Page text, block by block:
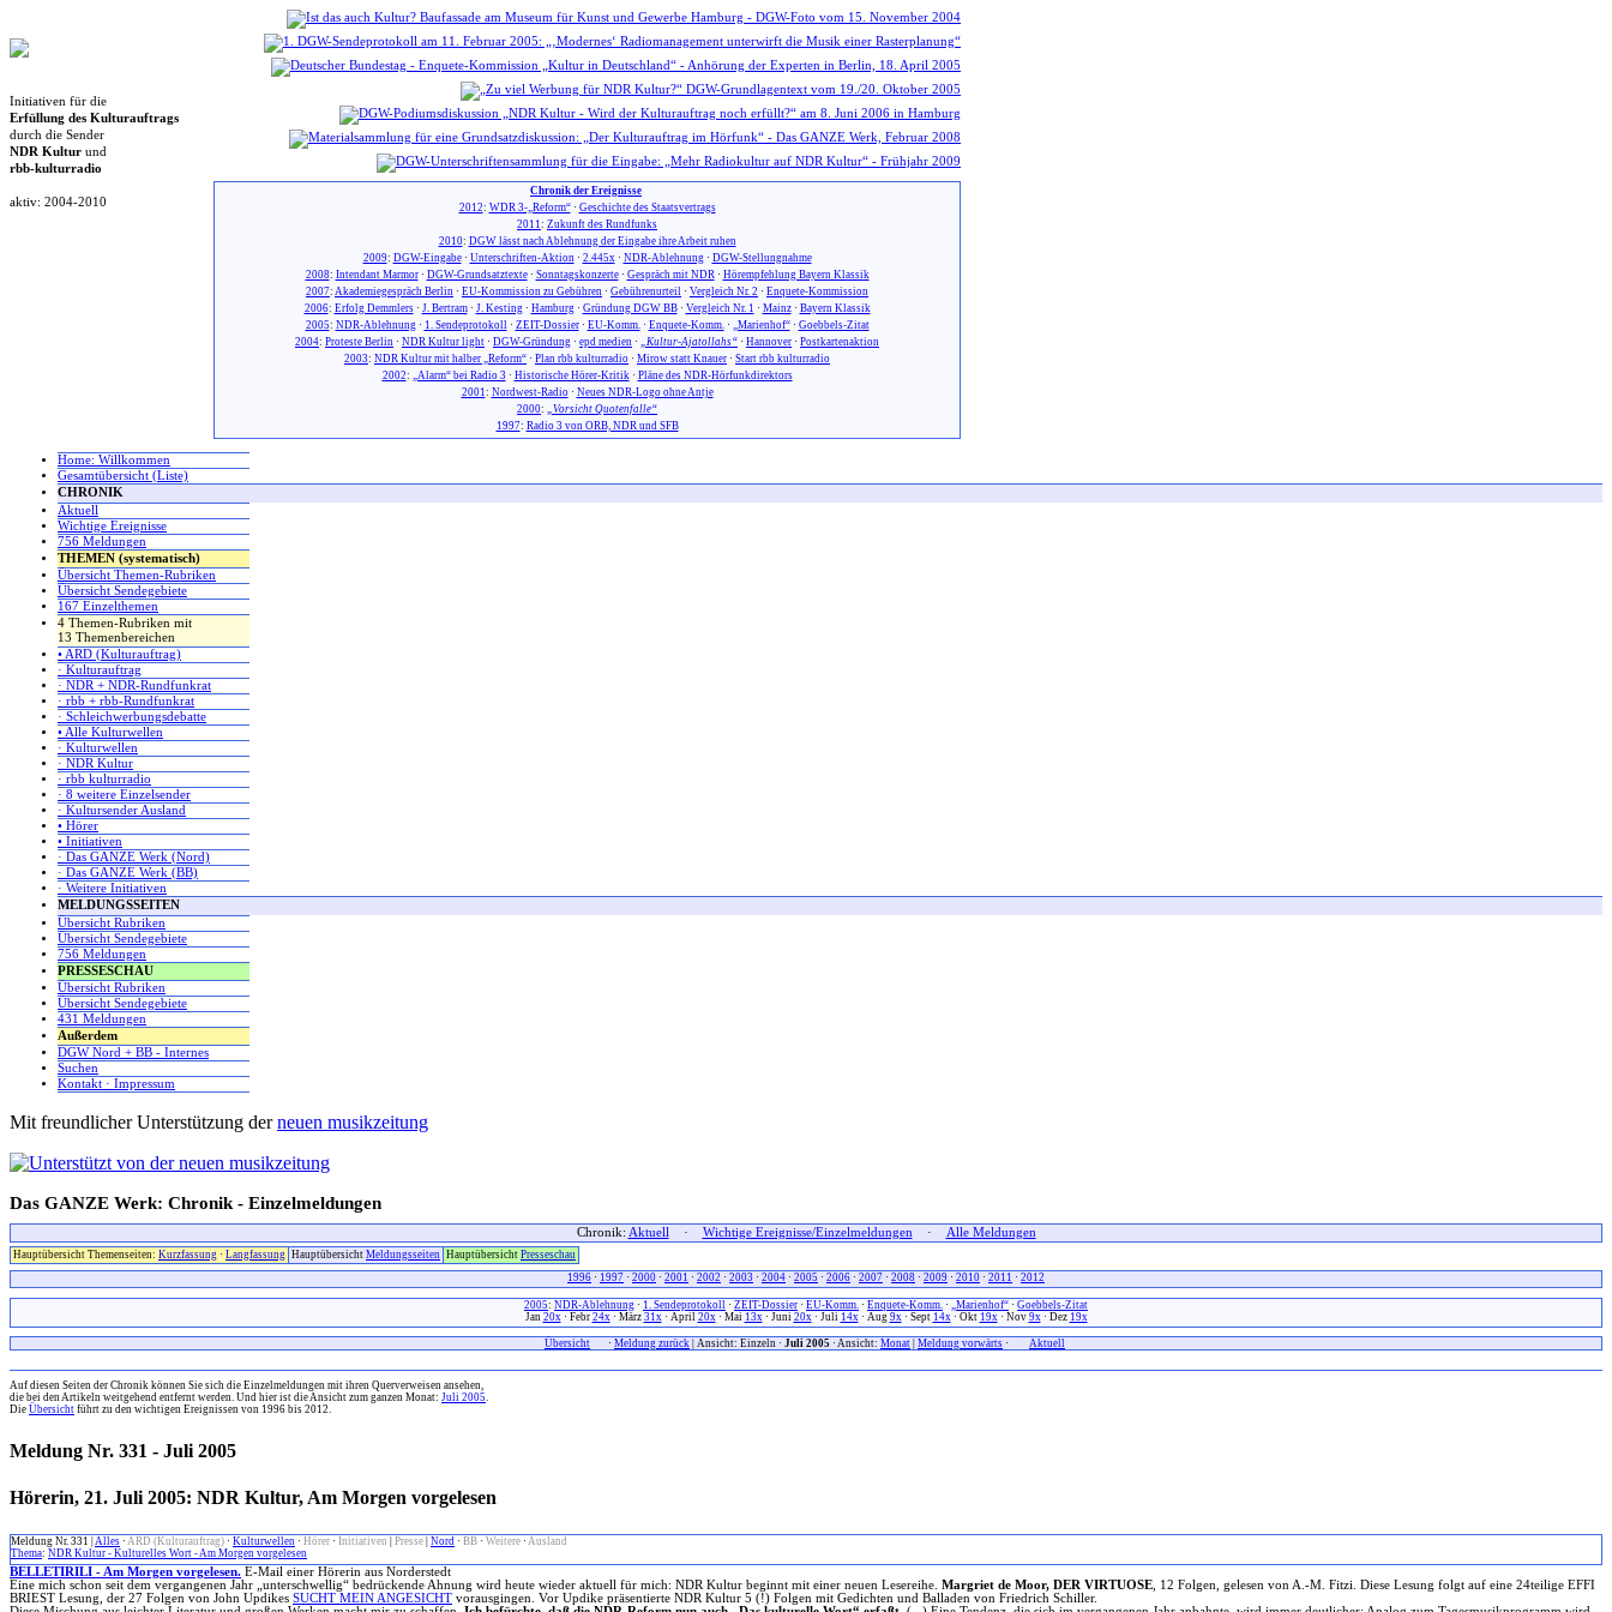
Initiativen für die
Erfüllung des Kulturauftrags
durch die Sender
NDR Kultur und
rbb-kulturradio
aktiv: 2004-2010
Chronik der Ereignisse
2012: WDR 3-„Reform“· Geschichte des Staatsvertrags
2011: Zukunft des Rundfunks
2010: DGW lässt nach Ablehnung der Eingabe ihre Arbeit ruhen
2009: DGW-Eingabe· Unterschriften-Aktion· 2.445x· NDR-Ablehnung· DGW-Stellungnahme
2008: Intendant Marmor· DGW-Grundsatztexte· Sonntagskonzerte· Gespräch mit NDR· Hörempfehlung Bayern Klassik
2007: Akademiegespräch Berlin · EU-Kommission zu Gebühren · Gebührenurteil · Vergleich Nr. 2 · Enquete-Kommission
2006: Erfolg Demmlers· J. Bertram· J. Kesting· Hamburg· Gründung DGW BB· Vergleich Nr. 1 · Mainz· Bayern Klassik
2005: NDR-Ablehnung· 1. Sendeprotokoll· ZEIT-Dossier· EU-Komm.· Enquete-Komm.· „Marienhof“· Goebbels-Zitat
2004: Proteste Berlin · NDR Kultur light · DGW-Gründung · epd medien · „Kultur-Ajatollahs“ · Hannover · Postkartenaktion
2003: NDR Kultur mit halber „Reform“ · Plan rbb kulturradio · Mirow statt Knauer · Start rbb kulturradio
2002: „Alarm“ bei Radio 3 · Historische Hörer-Kritik· Pläne des NDR-Hörfunkdirektors
2001: Nordwest-Radio· Neues NDR-Logo ohne Antje
2000: „Vorsicht Quotenfalle“
1997: Radio 3 von ORB, NDR und SFB
Home: Willkommen
Gesamtübersicht (Liste)
CHRONIK
Aktuell
Wichtige Ereignisse
756 Meldungen
THEMEN (systematisch)
Übersicht Themen-Rubriken
Übersicht Sendegebiete
167 Einzelthemen
4 Themen-Rubriken mit
13 Themenbereichen
• ARD (Kulturauftrag)
· Kulturauftrag
· NDR + NDR-Rundfunkrat
· rbb + rbb-Rundfunkrat
· Schleichwerbungsdebatte
• Alle Kulturwellen
· Kulturwellen
· NDR Kultur
· rbb kulturradio
· 8 weitere Einzelsender
· Kultursender Ausland
• Hörer
• Initiativen
· Das GANZE Werk (Nord)
· Das GANZE Werk (BB)
· Weitere Initiativen
MELDUNGSSEITEN
Übersicht Rubriken
Übersicht Sendegebiete
756 Meldungen
PRESSESCHAU
Übersicht Rubriken
Übersicht Sendegebiete
431 Meldungen
Außerdem
DGW Nord + BB - Internes
Suchen
Kontakt · Impressum
Mit freundlicher Unterstützung derneuen musikzeitung
Das GANZE Werk: Chronik - Einzelmeldungen
Chronik: Aktuell · Wichtige Ereignisse/Einzelmeldungen · Alle Meldungen
Hauptübersicht Themenseiten: Kurzfassung · Langfassung Hauptübersicht Meldungsseiten Hauptübersicht Presseschau
1996 · 1997 · 2000 · 2001 · 2002 · 2003 · 2004 · 2005 · 2006 · 2007 · 2008 · 2009 · 2010 · 2011 · 2012
2005: NDR-Ablehnung · 1. Sendeprotokoll · ZEIT-Dossier · EU-Komm. · Enquete-Komm. · „Marienhof“ · Goebbels-Zitat
Jan 20x · Febr 24x · März 31x · April 20x · Mai 13x · Juni 20x · Juli 14x · Aug 9x · Sept 14x · Okt 19x · Nov 9x · Dez 19x
Übersicht · Meldung zurück | Ansicht: Einzeln · Juli 2005 · Ansicht: Monat Meldung vorwärts · Aktuell
Auf diesen Seiten der Chronik können Sie sich die Einzelmeldungen mit ihren Querverweisen ansehen,
die bei den Artikeln weitgehend entfernt werden. Und hier ist die Ansicht zum ganzen Monat: Juli 2005
Die Übersicht führt zu den wichtigen Ereignissen von 1996 bis 2012.
Meldung Nr. 331 - Juli 2005
Hörerin, 21. Juli 2005: NDR Kultur, Am Morgen vorgelesen
Meldung Nr. 331 | Alles · ARD (Kulturauftrag) · Kulturwellen · Hörer · Initiativen Presse Nord · BB · Weitere · Ausland
Thema: NDR Kultur - Kulturelles Wort - Am Morgen vorgelesen
BELLETIRILI - Am Morgen vorgelesen. E-Mail einer Hörerin aus Norderstedt
Eine mich schon seit dem vergangenen Jahr „unterschwellig“ bedrückende Ahnung wird heute wieder aktuell für mich: NDR Kultur beginnt mit einer neuen Lesereihe. Margriet de Moor, DER VIRTUOSE, 12 Folgen, gelesen von A.-M. Fitzi. Diese Lesung folgt auf eine 24teilige EFFI
BRIEST Lesung, der 27 Folgen von John Updikes SUCHT MEIN ANGESICHT vorausgingen. Vor Updike präsentierte NDR Kultur 5 (!) Folgen mit Gedichten und Balladen von Friedrich Schiller.